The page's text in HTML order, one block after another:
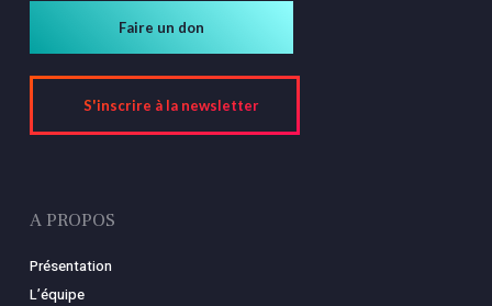
Faire un don
S'inscrire à la newsletter
A PROPOS
Présentation
L’équipe